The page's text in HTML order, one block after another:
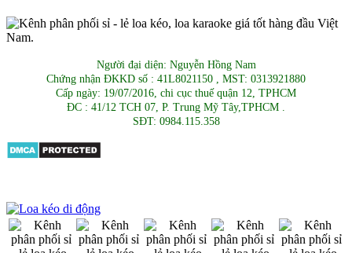
Người đại diện: Nguyễn Hồng Nam
Chứng nhận ĐKKD số : 41L8021150 , MST: 0313921880
Cấp ngày: 19/07/2016, chi cục thuế quận 12, TPHCM
ĐC : 41/12 TCH 07, P. Trung Mỹ Tây,TPHCM .
SĐT: 0984.115.358